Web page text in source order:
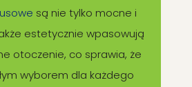
są nie tylko mocne i
estetycznie wpasowują
otoczenie, co sprawia, że
wyborem dla każdego